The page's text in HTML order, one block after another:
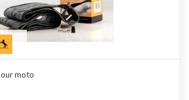
moto